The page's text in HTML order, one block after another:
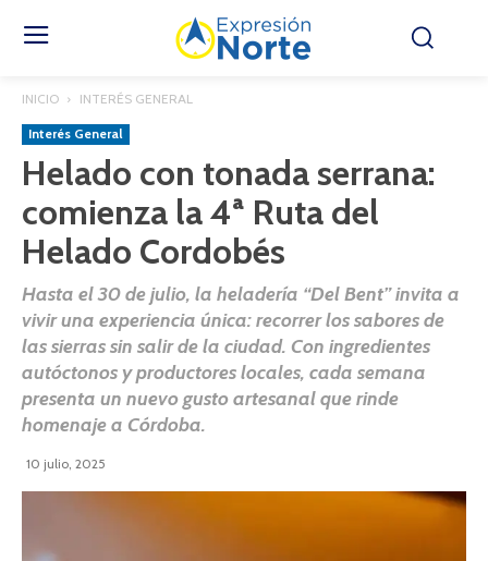
INICIO INTERÉS GENERAL
Interés General
Helado con tonada serrana:
comienza la 4ª Ruta del
Helado Cordobés
Hasta el 30 de julio, la heladería “Del Bent” invita a
vivir una experiencia única: recorrer los sabores de
las sierras sin salir de la ciudad. Con ingredientes
autóctonos y productores locales, cada semana
presenta un nuevo gusto artesanal que rinde
homenaje a Córdoba.
10 julio, 2025